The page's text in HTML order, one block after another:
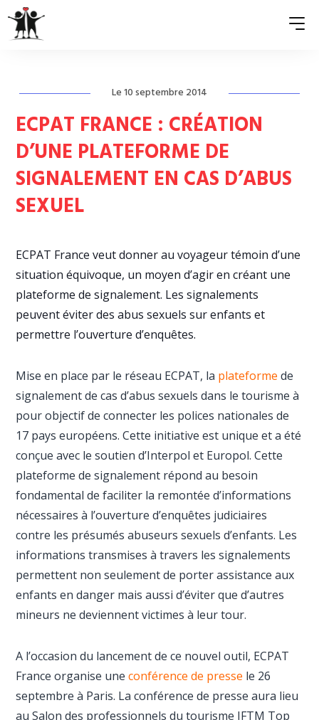
QUI SOMMES-NOUS ?
ASSOCIATIONS MEMBRES
NOS ACTIONS
PRESSE
Le 10 septembre 2014
ECPAT FRANCE : CRÉATION
D’UNE PLATEFORME DE
SIGNALEMENT EN CAS D’ABUS
SEXUEL
ECPAT France veut donner au voyageur témoin d’une
situation équivoque, un moyen d’agir en créant une
plateforme de signalement. Les signalements
peuvent éviter des abus sexuels sur enfants et
permettre l’ouverture d’enquêtes.
Mise en place par le réseau ECPAT, la plateforme de
signalement de cas d’abus sexuels dans le tourisme à
pour objectif de connecter les polices nationales de
17 pays européens. Cette initiative est unique et a été
conçue avec le soutien d’Interpol et Europol. Cette
plateforme de signalement répond au besoin
fondamental de faciliter la remontée d’informations
nécessaires à l’ouverture d’enquêtes judiciaires
contre les présumés abuseurs sexuels d’enfants. Les
informations transmises à travers les signalements
permettent non seulement de porter assistance aux
enfants en danger mais aussi d’éviter que d’autres
mineurs ne deviennent victimes à leur tour.
A l’occasion du lancement de ce nouvel outil, ECPAT
France organise uneconférence de presse le 26
septembre à Paris. La conférence de presse aura lieu
au Salon des professionnels du tourisme IFTM Top